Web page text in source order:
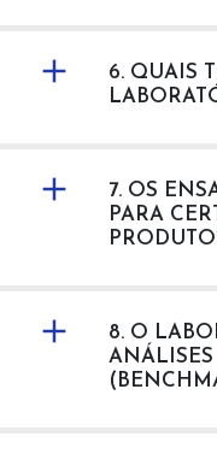
6. QUAIS
7. OS
PARA
8. O
ANÁLISES